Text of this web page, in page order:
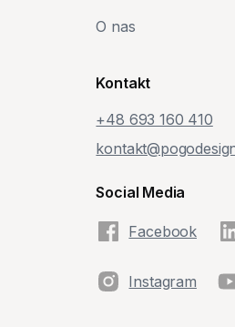
O nas
Kontakt
+48‭ 693 160 410‬
Social Media
Facebook
Instagram